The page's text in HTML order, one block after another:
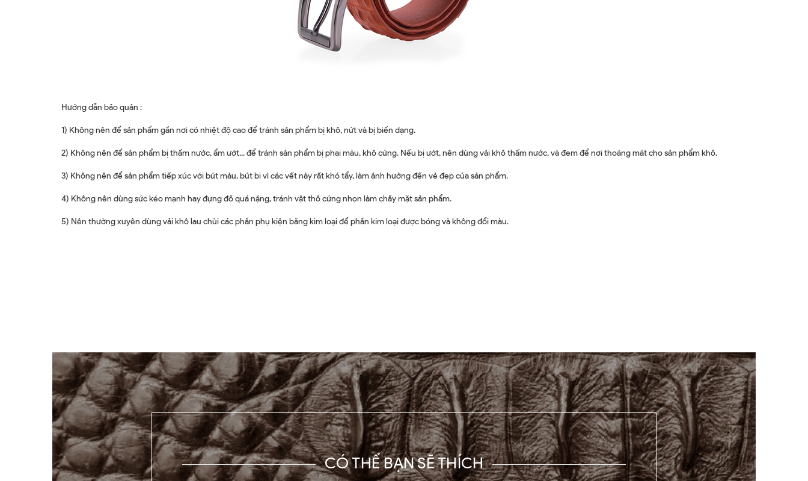
Hướng dẫn bảo quản :
1) Không nên để sản phẩm gần nơi có nhiệt độ cao để tránh sản phẩm bị khô, nứt và bị biến dạng.
2) Không nên để sản phẩm bị thấm nước, ẩm ướt... để tránh sản phẩm bị phai màu, khô cứng. Nếu bị ướt, nên dùng vải khô thấm nước, và đem để nơi thoáng mát cho sản phẩm khô.
3) Không nên để sản phẩm tiếp xúc với bút màu, bút bi vì các vết này rất khó tẩy, làm ảnh hưởng đến vẻ đẹp của sản phẩm.
4) Không nên dùng sức kéo mạnh hay đựng đồ quá nặng, tránh vật thô cứng nhọn làm chầy mặt sản phẩm.
5) Nên thường xuyên dùng vải khô lau chùi các phần phụ kiện bằng kim loại để phần kim loại được bóng và không đổi màu.
CÓ THỂ BẠN SẼ THÍCH